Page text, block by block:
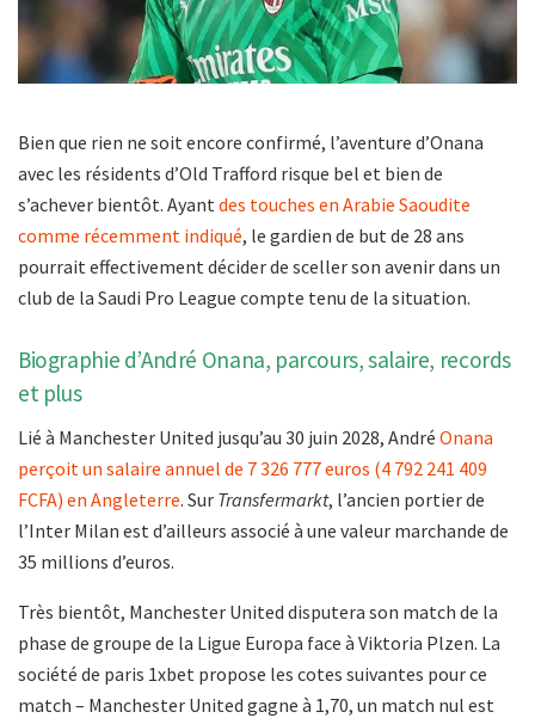
Bien que rien ne soit encore confirmé, l’aventure d’Onana
avec les résidents d’Old Trafford risque bel et bien de
s’achever bientôt. Ayant des touches en Arabie Saoudite
comme récemment indiqué, le gardien de but de 28 ans
pourrait effectivement décider de sceller son avenir dans un
club de la Saudi Pro League compte tenu de la situation.
Biographie d’André Onana, parcours, salaire, records
et plus
Lié à Manchester United jusqu’au 30 juin 2028, André Onana
perçoit un salaire annuel de 7 326 777 euros (4 792 241 409
FCFA) en Angleterre. Sur Transfermarkt, l’ancien portier de
l’Inter Milan est d’ailleurs associé à une valeur marchande de
35 millions d’euros.
Très bientôt, Manchester United disputera son match de la
phase de groupe de la Ligue Europa face à Viktoria Plzen. La
société de paris 1xbet propose les cotes suivantes pour ce
match – Manchester United gagne à 1,70, un match nul est